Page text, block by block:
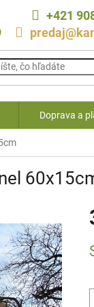
+421
Doprava a